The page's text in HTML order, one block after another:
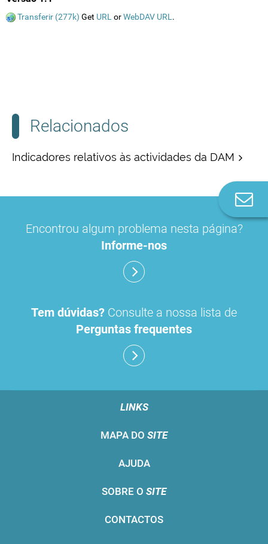
Transferir (277k) Get URL orWebDAV URL .
Relacionados
Indicadores relativos às actividades da DAM
Encontrou algum problema nesta página?
Informe-nos
Tem dúvidas? Consulte a nossa lista de
Perguntas frequentes
LINKS
MAPA DO SITE
AJUDA
SOBRE O SITE
CONTACTOS